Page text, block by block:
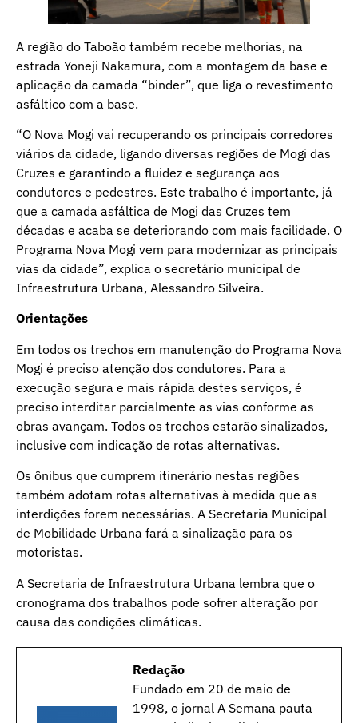
A região do Taboão também recebe melhorias, na
estrada Yoneji Nakamura, com a montagem da base e
aplicação da camada “binder”, que liga o revestimento
asfáltico com a base.
“O Nova Mogi vai recuperando os principais corredores
viários da cidade, ligando diversas regiões de Mogi das
Cruzes e garantindo a fluidez e segurança aos
condutores e pedestres. Este trabalho é importante, já
que a camada asfáltica de Mogi das Cruzes tem
décadas e acaba se deteriorando com mais facilidade. O
Programa Nova Mogi vem para modernizar as principais
vias da cidade”, explica o secretário municipal de
Infraestrutura Urbana, Alessandro Silveira.
Orientações
Em todos os trechos em manutenção do Programa Nova
Mogi é preciso atenção dos condutores. Para a
execução segura e mais rápida destes serviços, é
preciso interditar parcialmente as vias conforme as
obras avançam. Todos os trechos estarão sinalizados,
inclusive com indicação de rotas alternativas.
Os ônibus que cumprem itinerário nestas regiões
também adotam rotas alternativas à medida que as
interdições forem necessárias. A Secretaria Municipal
de Mobilidade Urbana fará a sinalização para os
motoristas.
A Secretaria de Infraestrutura Urbana lembra que o
cronograma dos trabalhos pode sofrer alteração por
causa das condições climáticas.
Redação
Fundado em 20 de maio de
1998, o jornal A Semana pauta